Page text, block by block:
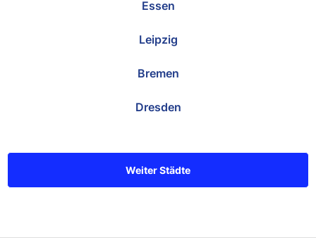
Essen
Leipzig
Bremen
Dresden
Weiter Städte